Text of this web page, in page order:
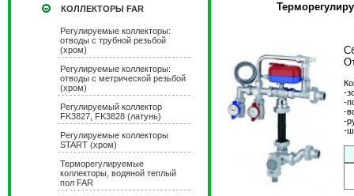
КОЛЛЕКТОРЫ FAR
Регулируемые коллекторы:
отводы с трубной резьбой
(хром)
Регулируемые коллекторы:
отводы с метрической резьбой
(хром)
Регулируемый коллектор
FK3827, FK3828 (латунь)
Регулируемые коллекторы
START (хром)
Терморегулируемые
коллекторы, водяной теплый
пол FAR
-
-
-
-
-